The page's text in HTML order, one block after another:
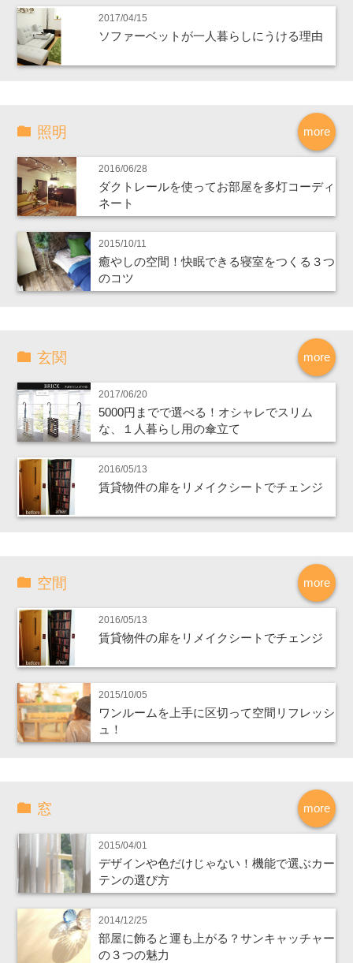
2017/04/15
ソファーベットが一人暮らしにうける理由
more
照明
2016/06/28
ダクトレールを使ってお部屋を多灯コーディ
ネート
2015/10/11
癒やしの空間！快眠できる寝室をつくる３つ
のコツ
more
玄関
2017/06/20
5000円までで選べる！オシャレでスリム
な、１人暮らし用の傘立て
2016/05/13
賃貸物件の扉をリメイクシートでチェンジ
more
空間
2016/05/13
賃貸物件の扉をリメイクシートでチェンジ
2015/10/05
ワンルームを上手に区切って空間リフレッシ
ュ！
more
窓
2015/04/01
デザインや色だけじゃない！機能で選ぶカー
テンの選び方
2014/12/25
部屋に飾ると運も上がる？サンキャッチャー
の３つの魅力